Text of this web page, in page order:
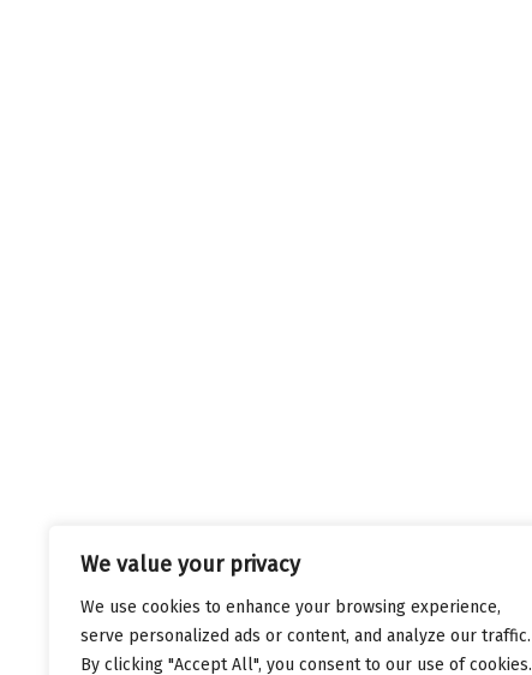
We value your privacy
We use cookies to enhance your browsing experience,
serve personalized ads or content, and analyze our traffic.
By clicking "Accept All", you consent to our use of cookies.